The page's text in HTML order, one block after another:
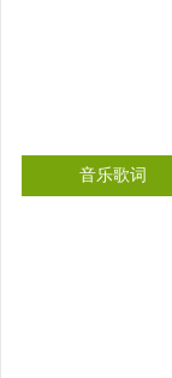
音乐歌词